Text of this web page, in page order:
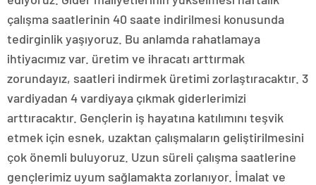
çalışma saatlerinin 40 saate indirilmesi konusunda
tedirginlik yaşıyoruz. Bu anlamda rahatlamaya
ihtiyacımız var. üretim ve ihracatı arttırmak
zorundayız, saatleri indirmek üretimi zorlaştıracaktır. 3
vardiyadan 4 vardiyaya çıkmak giderlerimizi
arttıracaktır. Gençlerin iş hayatına katılımını teşvik
etmek için esnek, uzaktan çalışmaların geliştirilmesini
çok önemli buluyoruz. Uzun süreli çalışma saatlerine
gençlerimiz uyum sağlamakta zorlanıyor. İmalat ve